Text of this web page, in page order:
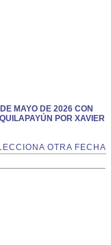
MAYO DE 2026 CON
POR XAVIER
OTRA FECHA